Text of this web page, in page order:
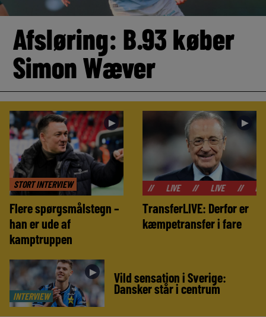
Afsløring: B.93 køber
Simon Wæver
STORT INTERVIEW
►
Flere spørgsmålstegn –
han er ude af
kamptruppen
►
// LIVE LIVE //
TransferLIVE: Derfor er
kæmpetransfer i fare
INTERVIEW
► Vild sensation i Sverige:
Dansker står i centrum